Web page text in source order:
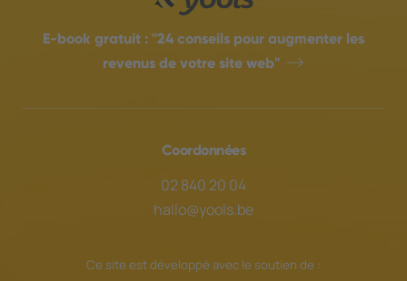
E-book gratuit : "24 conseils pour augmenter les
revenus de votre site web"
Coordonnées
02 840 20 04
hallo@yools.be
Ce site est développé avec le soutien de :